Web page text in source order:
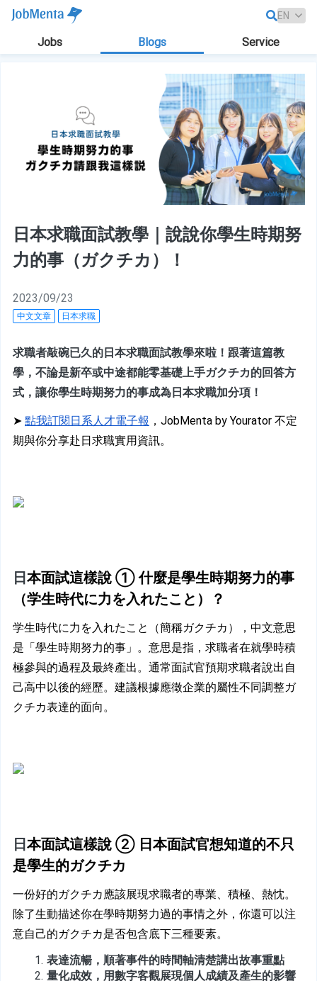
Jobs Blogs Service
日本求職面試教學｜說說你學生時期努
力的事（ガクチカ）！
2023/09/23
中文文章 日本求職
求職者敲碗已久的日本求職面試教學來啦！跟著這篇教
學，不論是新卒或中途都能零基礎上手ガクチカ的回答方
式，讓你學生時期努力的事成為日本求職加分項！
➤ 點我訂閱日系人才電子報 ，JobMenta by Yourator 不定
期與你分享赴日求職實用資訊。
日 本面試這樣說 ① 什麼是學生時期努力的事
（学生時代に力を入れたこと）？
学生時代に力を入れたこと（簡稱ガクチカ），中文意思
是「學生時期努力的事」。意思是指，求職者在就學時積
極參與的過程及最終產出。通常面試官預期求職者說出自
己高中以後的經歷。建議根據應徵企業的屬性不同調整ガ
クチカ表達的面向。
日 本面試這樣說 ② 日本面試官想知道的不只
是學生的ガクチカ
一份好的ガクチカ應該展現求職者的專業、積極、熱忱。
除了生動描述你在學時期努力過的事情之外，你還可以注
意自己的ガクチカ是否包含底下三種要素。
表達流暢，順著事件的時間軸清楚講出故事重點
量化成效，用數字客觀展現個人成績及產生的影響